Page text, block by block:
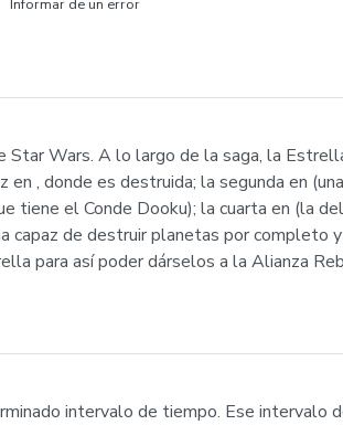
Informar de un error
Star Wars. A lo largo de la saga, la
, donde es destruida; la segunda en (una
tiene el Conde Dooku); la cuarta en (la
capaz de destruir planetas por completo
para así poder dárselos a la Alianza
intervalo de tiempo. Ese intervalo